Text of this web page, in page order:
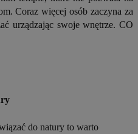
Coraz więcej osób zaczyna za
urządzając swoje wnętrze. CO
do natury to warto